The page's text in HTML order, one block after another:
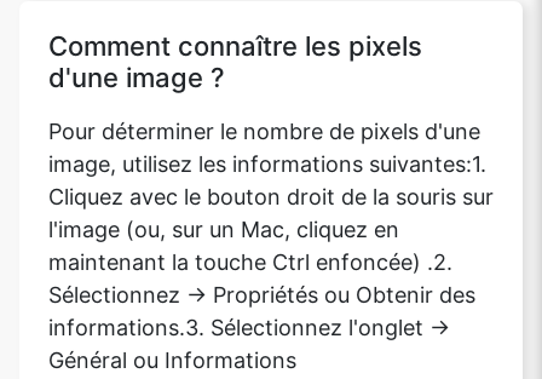
Comment connaître les pixels
d'une image ?
Pour déterminer le nombre de pixels d'une
image, utilisez les informations suivantes:1.
Cliquez avec le bouton droit de la souris sur
l'image (ou, sur un Mac, cliquez en
maintenant la touche Ctrl enfoncée) .2.
Sélectionnez -> Propriétés ou Obtenir des
informations.3. Sélectionnez l'onglet ->
Général ou Informations